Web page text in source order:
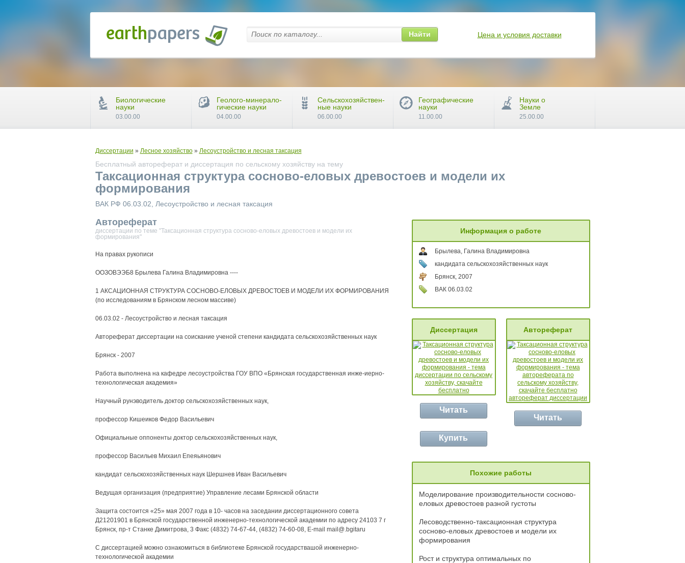
Диссертации » Лесное хозяйство » Лесоустройство и лесная таксация
Бесплатный автореферат и диссертация по сельскому хозяйству на тему
Таксационная структура сосново-еловых древостоев и модели их
формирования
ВАК РФ 06.03.02, Лесоустройство и лесная таксация
Автореферат
диссертации по теме "Таксационная структура сосново-еловых древостоев и модели их
формирования"
На правах рукописи
ООЗОВЭЭБ8 Брылева Галина Владимировна ----
1 АКСАЦИОННАЯ СТРУКТУРА СОСНОВО-ЕЛОВЫХ ДРЕВОСТОЕВ И МОДЕЛИ ИХ ФОРМИРОВАНИЯ
(по исследованиям в Брянском лесном массиве)
06.03.02 - Лесоустройство и лесная таксация
Автореферат диссертации на соискание ученой степени кандидата сельскохозяйственных наук
Брянск - 2007
Работа выполнена на кафедре лесоустройства ГОУ ВПО «Брянская государственная инже-иерно-
технологическая академия»
Научный рунэводитель доктор сельскохозяйственных наук,
профессор Кишеиков Федор Васильевич
Официальные оппоненты доктор сельскохозяйственных наук,
профессор Васильев Михаил Епеяьянович
кандидат сельскохозяйственных наук Шершнев Иван Васильевич
Ведущая организация (предприятие) Управление лесами Брянской области
Защита состоится «25» мая 2007 года в 10- часов на заседании диссертационного совета
Д21201901 в Брянской государственной инженерно-технологической академии по адресу 24103 7 г
Брянск, пр-т Станке Димитрова, 3 Факс (4832) 74-67-44, (4832) 74-60-08, E-mail mail@.bgitaru
С диссертацией можно ознакомиться в библиотеке Брянской государствашой инженерно-
технологической академии
Информация о работе
Брылева, Галина Владимировна
кандидата сельскохозяйственных наук
Брянск, 2007
ВАК 06.03.02
Диссертация
Читать
Автореферат
Читать
Купить
Похожие работы
Моделирование производительности сосново-
еловых древостоев разной густоты
Лесоводственно-таксационная структура
сосново-еловых древостоев и модели их
формирования
Рост и структура оптимальных по
Найти Цена и условия доставки
Биологические
науки
03.00.00
Геолого-минерало-
гические науки
04.00.00
Сельскохозяйствен-
ные науки
06.00.00
Географические
науки
11.00.00
Науки о
Земле
25.00.00